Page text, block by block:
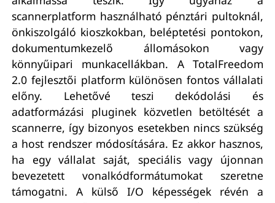
scannerplatform használható pénztári pultoknál,
önkiszolgáló kioszkokban, beléptetési pontokon,
dokumentumkezelő állomásokon vagy
könnyűipari munkacellákban. A TotalFreedom
2.0 fejlesztői platform különösen fontos vállalati
előny. Lehetővé teszi dekódolási és
adatformázási pluginek közvetlen betöltését a
scannerre, így bizonyos esetekben nincs szükség
a host rendszer módosítására. Ez akkor hasznos,
ha egy vállalat saját, speciális vagy újonnan
bevezetett vonalkódformátumokat szeretne
támogatni. A külső I/O képességek révén a